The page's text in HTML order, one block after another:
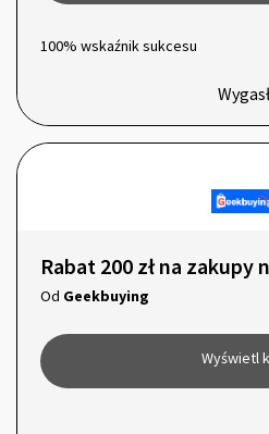
100% wskaźnik sukcesu
Wygasł
Rabat 200 zł na zakupy
Od Geekbuying
Wyświetl